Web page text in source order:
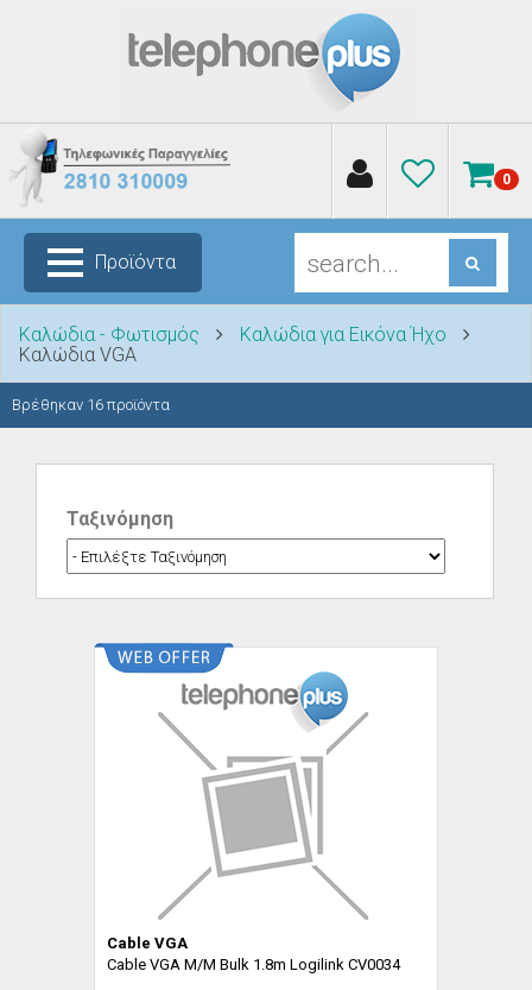
0
Προϊόντα
Καλώδια - Φωτισμός
Καλώδια για Εικόνα Ήχο
Καλώδια VGA
Βρέθηκαν 16 προϊόντα
Ταξινόμηση
Cable VGA
Cable VGA M/M Bulk 1.8m Logilink CV0034